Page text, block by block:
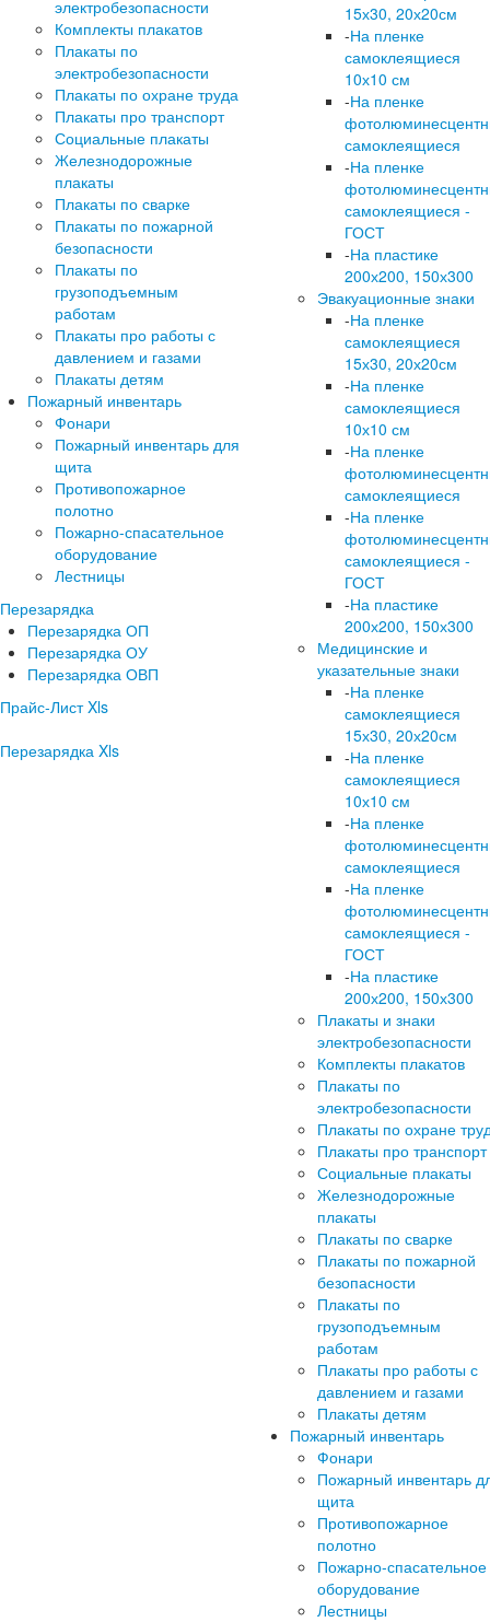
электробезопасности
Комплекты плакатов
Плакаты по
электробезопасности
Плакаты по охране труда
Плакаты про транспорт
Социальные плакаты
Железнодорожные
плакаты
Плакаты по сварке
Плакаты по пожарной
безопасности
Плакаты по
грузоподъемным
работам
Плакаты про работы с
давлением и газами
Плакаты детям
Пожарный инвентарь
Фонари
Пожарный инвентарь для
щита
Противопожарное
полотно
Пожарно-спасательное
оборудование
Лестницы
Перезарядка
Перезарядка ОП
Перезарядка ОУ
Перезарядка ОВП
Прайс-Лист Xls
Перезарядка Xls
15х30, 20х20см
-На пленке
самоклеящиеся
10х10 см
-На пленке
самоклеящиеся
-На пленке
самоклеящиеся -
ГОСТ
-На пластике
200х200, 150х300
Эвакуационные знаки
-На пленке
самоклеящиеся
15х30, 20х20см
-На пленке
самоклеящиеся
10х10 см
-На пленке
самоклеящиеся
-На пленке
самоклеящиеся -
ГОСТ
-На пластике
200х200, 150х300
Медицинские и
указательные знаки
-На пленке
самоклеящиеся
15х30, 20х20см
-На пленке
самоклеящиеся
10х10 см
-На пленке
самоклеящиеся
-На пленке
самоклеящиеся -
ГОСТ
-На пластике
200х200, 150х300
Плакаты и знаки
электробезопасности
Комплекты плакатов
Плакаты по
электробезопасности
Плакаты по охране
Плакаты про транспорт
Социальные плакаты
Железнодорожные
плакаты
Плакаты по сварке
Плакаты по пожарной
безопасности
Плакаты по
грузоподъемным
работам
Плакаты про работы с
давлением и газами
Плакаты детям
Пожарный инвентарь
Фонари
Пожарный инвентарь
щита
Противопожарное
полотно
Пожарно-спасательное
оборудование
Лестницы